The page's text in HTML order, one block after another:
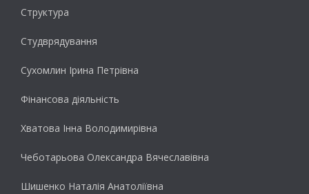
Структура
Студврядування
Сухомлин Ірина Петрівна
Фінансова діяльність
Хватова Інна Володимирівна
Чеботарьова Олександра Вячеславівна
Шишенко Наталія Анатоліївна